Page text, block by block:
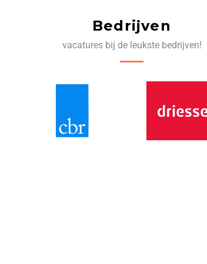
Bedrijven
vacatures bij de leukste bedrijven!